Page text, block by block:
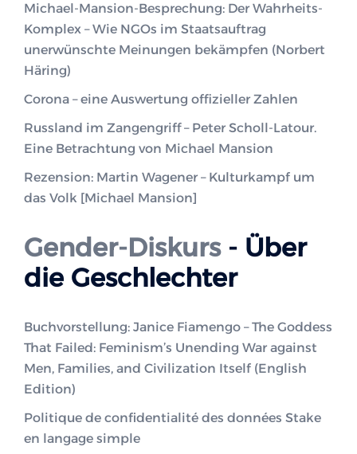
Michael-Mansion-Besprechung: Der Wahrheits-
Komplex – Wie NGOs im Staatsauftrag
unerwünschte Meinungen bekämpfen (Norbert
Häring)
Corona – eine Auswertung offizieller Zahlen
Russland im Zangengriff – Peter Scholl-Latour.
Eine Betrachtung von Michael Mansion
Rezension: Martin Wagener – Kulturkampf um
das Volk [Michael Mansion]
Gender-Diskurs- Über
die Geschlechter
Buchvorstellung: Janice Fiamengo – The Goddess
That Failed: Feminism’s Unending War against
Men, Families, and Civilization Itself (English
Edition)
Politique de confidentialité des données Stake
en langage simple